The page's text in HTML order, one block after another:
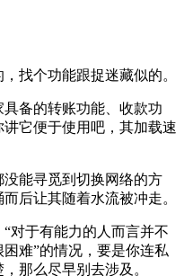
找个功能跟捉迷藏似的。
备的转账功能、收款功
它便于使用吧，其加载速
能寻觅到切换网络的方
后让其随着水流被冲走。
对于有能力的人而言并不
难”的情况，要是你连私
那么尽早别去涉及。